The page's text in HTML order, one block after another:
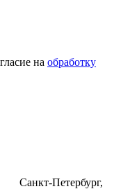
на обработку
Санкт-Петербург,